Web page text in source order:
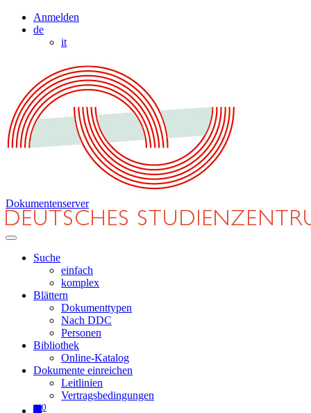
Anmelden
de
it
Dokumentenserver
Suche
einfach
komplex
Blättern
Dokumenttypen
Nach DDC
Personen
Bibliothek
Online-Katalog
Dokumente einreichen
Leitlinien
Vertragsbedingungen
0